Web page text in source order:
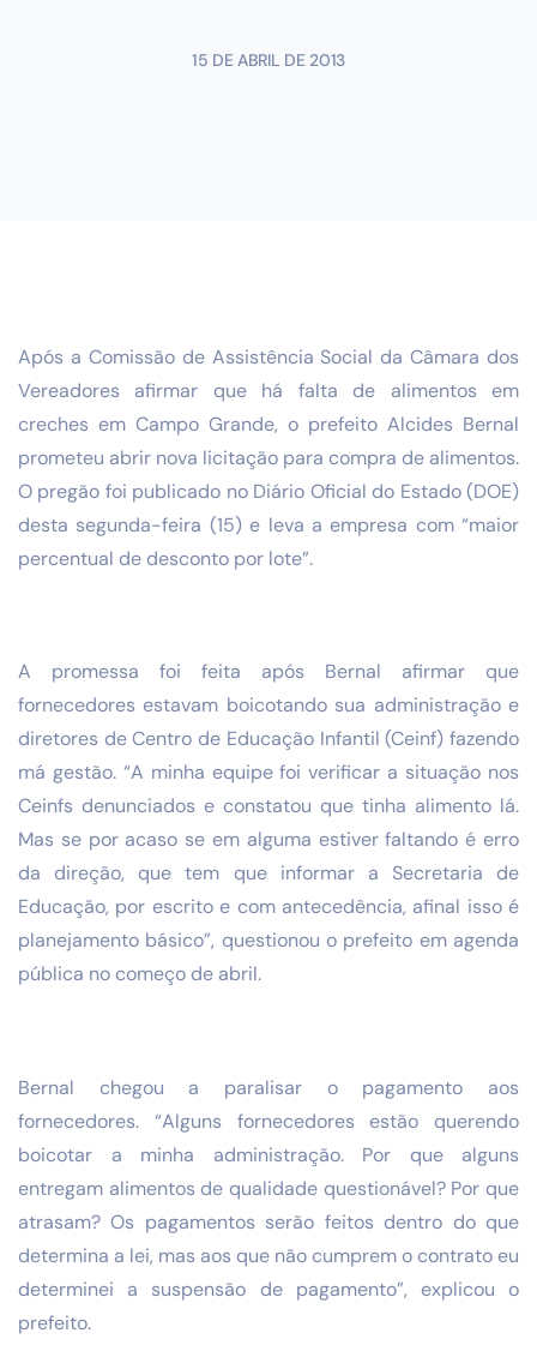
15 DE ABRIL DE 2013
Após a Comissão de Assistência Social da Câmara dos
Vereadores afirmar que há falta de alimentos em
creches em Campo Grande, o prefeito Alcides Bernal
prometeu abrir nova licitação para compra de alimentos.
O pregão foi publicado no Diário Oficial do Estado (DOE)
desta segunda-feira (15) e leva a empresa com “maior
percentual de desconto por lote”.
A promessa foi feita após Bernal afirmar que
fornecedores estavam boicotando sua administração e
diretores de Centro de Educação Infantil (Ceinf) fazendo
má gestão. “A minha equipe foi verificar a situação nos
Ceinfs denunciados e constatou que tinha alimento lá.
Mas se por acaso se em alguma estiver faltando é erro
da direção, que tem que informar a Secretaria de
Educação, por escrito e com antecedência, afinal isso é
planejamento básico”, questionou o prefeito em agenda
pública no começo de abril.
Bernal chegou a paralisar o pagamento aos
fornecedores. “Alguns fornecedores estão querendo
boicotar a minha administração. Por que alguns
entregam alimentos de qualidade questionável? Por que
atrasam? Os pagamentos serão feitos dentro do que
determina a lei, mas aos que não cumprem o contrato eu
determinei a suspensão de pagamento”, explicou o
prefeito.